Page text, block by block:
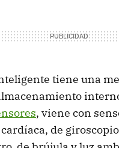
tiene una
, viene con
de